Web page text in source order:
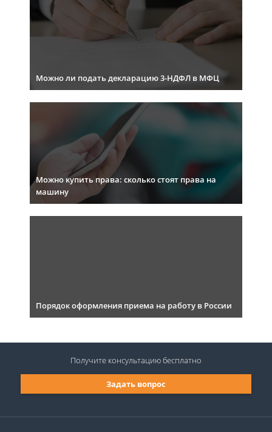
Можно ли подать декларацию 3-НДФЛ в МФЦ
Можно купить права: сколько стоят права на
машину
Порядок оформления приема на работу в России
Задать вопрос
Получите консультациюбесплатно